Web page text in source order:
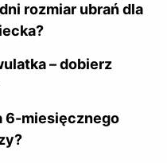
rozmiar ubrań dla
– dobierz
6-miesięcznego